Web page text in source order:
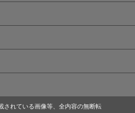
されている画像等、全内容の無断転